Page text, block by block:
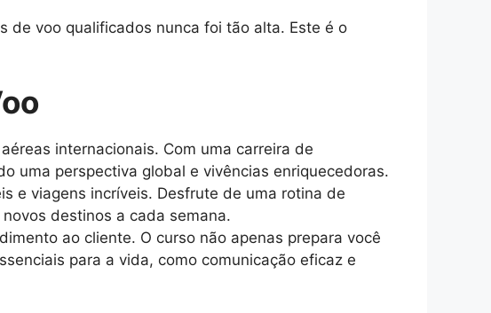
de voo qualificados nunca foi tão alta. Este é o
internacionais. Com uma carreira de
uma perspectiva global e vivências enriquecedoras.
e viagens incríveis. Desfrute de uma rotina de
destinos a cada semana.
ao cliente. O curso não apenas prepara você
para a vida, como comunicação eficaz e